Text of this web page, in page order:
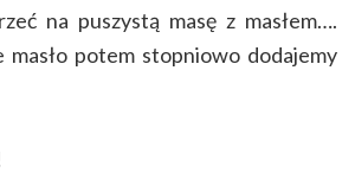
na puszystą masę z masłem….
masło potem stopniowo dodajemy